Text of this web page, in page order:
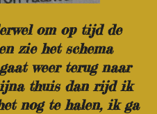
om op tijd de
zie het schema
weer terug naar
thuis dan rijd ik
nog te halen, ik ga